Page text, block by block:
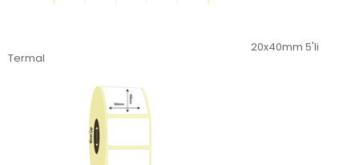
20x40mm 5'li
Termal